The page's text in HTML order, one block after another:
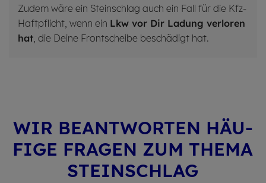
Zudem wäre ein Steinschlag auch ein Fall für die Kfz-
Haftpflicht, wenn ein Lkw vor Dir Ladung verloren
hat, die Deine Frontscheibe beschädigt hat.
WIR BEANT­WORTEN HÄU­
FI­GE FRA­GEN ZUM THEMA
STEIN­SCHLAG